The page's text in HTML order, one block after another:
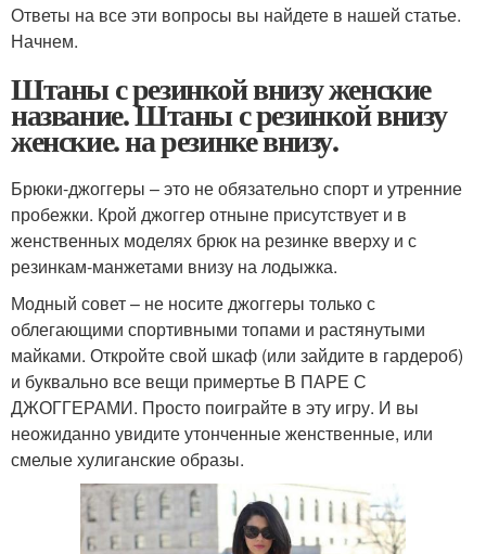
Ответы на все эти вопросы вы найдете в нашей статье.
Начнем.
Штаны с резинкой внизу женские
название. Штаны с резинкой внизу
женские. на резинке внизу.
Брюки-джоггеры – это не обязательно спорт и утренние
пробежки. Крой джоггер отныне присутствует и в
женственных моделях брюк на резинке вверху и с
резинкам-манжетами внизу на лодыжка.
Модный совет – не носите джоггеры только с
облегающими спортивными топами и растянутыми
майками. Откройте свой шкаф (или зайдите в гардероб)
и буквально все вещи примертье В ПАРЕ С
ДЖОГГЕРАМИ. Просто поиграйте в эту игру. И вы
неожиданно увидите утонченные женственные, или
смелые хулиганские образы.